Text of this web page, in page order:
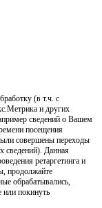
(в т.ч. с
и других
сведений о Вашем
посещения
совершены переходы
сведений). Данная
ретаргетинга и
продолжайте
обрабатывались,
или покинуть